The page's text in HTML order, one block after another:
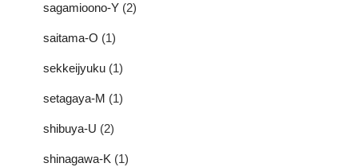
sagamioono-Y (2)
saitama-O (1)
sekkeijyuku (1)
setagaya-M (1)
shibuya-U (2)
shinagawa-K (1)